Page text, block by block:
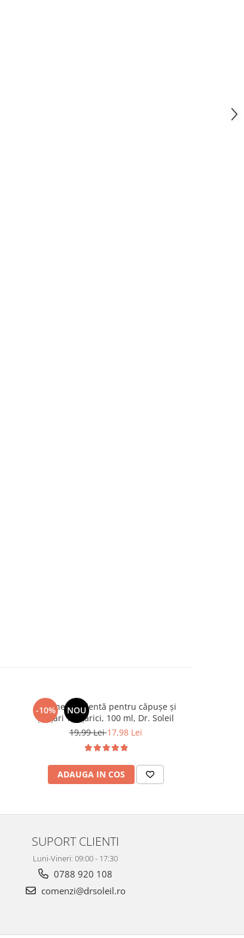
-10% NOU
Loțiune repelentă pentru căpușe și
țânțari Tânțărici, 100 ml, Dr. Soleil
19,99 Lei17,98 Lei
ADAUGA IN COS
SUPORT CLIENTI
Luni-Vineri: 09:00 - 17:30
0788 920 108
comenzi@drsoleil.ro